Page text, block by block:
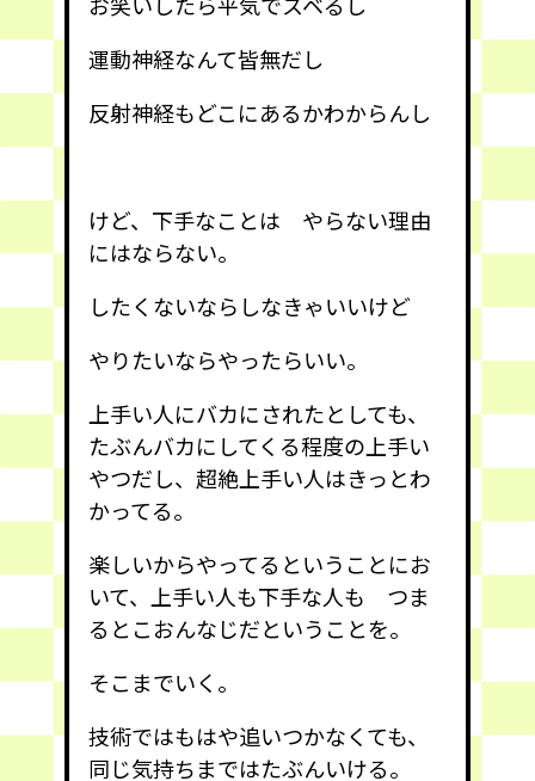
運動神経なんて皆無だし
反射神経もどこにあるかわからんし
けど、下手なことは やらない理由
にはならない。
したくないならしなきゃいいけど
やりたいならやったらいい。
上手い人にバカにされたとしても、
たぶんバカにしてくる程度の上手い
やつだし、超絶上手い人はきっとわ
かってる。
楽しいからやってるということにお
いて、上手い人も下手な人も つま
るとこおんなじだということを。
そこまでいく。
技術ではもはや追いつかなくても、
同じ気持ちまではたぶんいける。